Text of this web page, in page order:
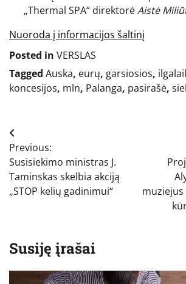
„Thermal SPA“ direktorėAistė
Nuoroda į informacijos šaltinį
Posted in VERSLAS
Tagged Auska, eurų, garsiosios,
koncesijos, mln, Palanga, pasirašė,
Navigacija
tarp
įrašų
Previous:
Susisiekimo ministras J.
Taminskas skelbia akciją
„STOP kelių gadinimui“
Susiję įrašai